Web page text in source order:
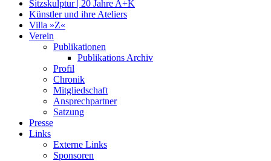
Sitzskulptur | 20 Jahre A+K
Künstler und ihre Ateliers
Villa »Z«
Verein
Publikationen
Publikations Archiv
Profil
Chronik
Mitgliedschaft
Ansprechpartner
Satzung
Presse
Links
Externe Links
Sponsoren